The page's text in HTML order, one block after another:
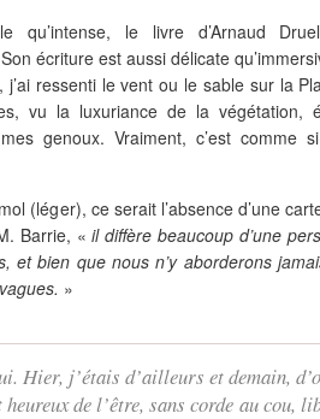
qu’intense, le livre d’Arnaud
écriture est aussi délicate
j’ai ressenti le vent ou le sable sur la
vu la luxuriance de la
genoux. Vraiment, c’est comme
(léger), ce serait l’absence d’une
Barrie, «il diffère beaucoup d’une
et bien que nous n’y aborderons
»
Hier, j’étais d’ailleurs et demain,
de l’être, sans corde au cou,